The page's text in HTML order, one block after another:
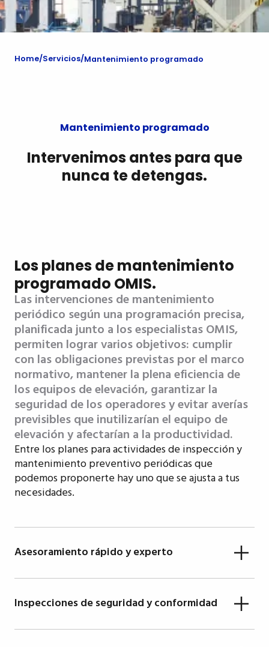
Home Servicios Mantenimiento programado
Mantenimiento programado
Intervenimos antes para que
nunca te detengas.
Los planes de mantenimiento
programado OMIS.
Las intervenciones de mantenimiento
periódico según una programación precisa,
planificada junto a los especialistas OMIS,
permiten lograr varios objetivos: cumplir
con las obligaciones previstas por el marco
normativo, mantener la plena eficiencia de
los equipos de elevación, garantizar la
seguridad de los operadores y evitar averías
previsibles que inutilizarían el equipo de
elevación y afectarían a la productividad.
Entre los planes para actividades de inspección y
mantenimiento preventivo periódicas que
podemos proponerte hay uno que se ajusta a tus
necesidades.
Asesoramiento rápido y experto
dotados de plataformas aéreas para trabajos en
altura, aparte de un juego completo de
equipos y consumibles para realizar los
Inspecciones de seguridad y conformidad